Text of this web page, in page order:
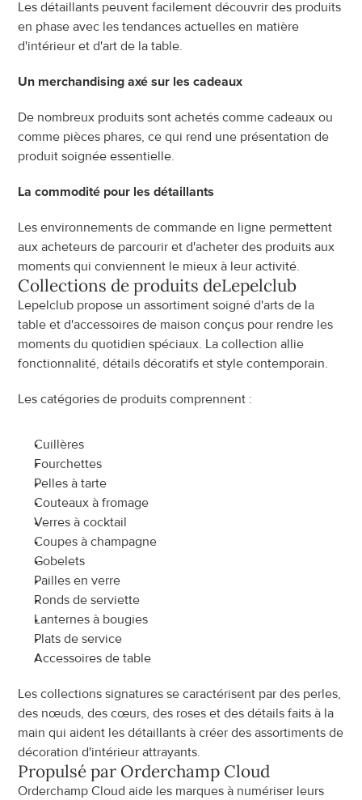
Les détaillants peuvent facilement découvrir des produits
en phase avec les tendances actuelles en matière
d'intérieur et d'art de la table.
Un merchandising axé sur les cadeaux
De nombreux produits sont achetés comme cadeaux ou
comme pièces phares, ce qui rend une présentation de
produit soignée essentielle.
La commodité pour les détaillants
Les environnements de commande en ligne permettent
aux acheteurs de parcourir et d'acheter des produits aux
moments qui conviennent le mieux à leur activité.
Collections de produits deLepelclub
Lepelclub propose un assortiment soigné d'arts de la
table et d'accessoires de maison conçus pour rendre les
moments du quotidien spéciaux. La collection allie
fonctionnalité, détails décoratifs et style contemporain.
Les catégories de produits comprennent :
Cuillères
Fourchettes
Pelles à tarte
Couteaux à fromage
Verres à cocktail
Coupes à champagne
Gobelets
Pailles en verre
Ronds de serviette
Lanternes à bougies
Plats de service
Accessoires de table
Les collections signatures se caractérisent par des perles,
des nœuds, des cœurs, des roses et des détails faits à la
main qui aident les détaillants à créer des assortiments de
décoration d'intérieur attrayants.
Propulsé par Orderchamp Cloud
Orderchamp Cloud aide les marques à numériser leurs